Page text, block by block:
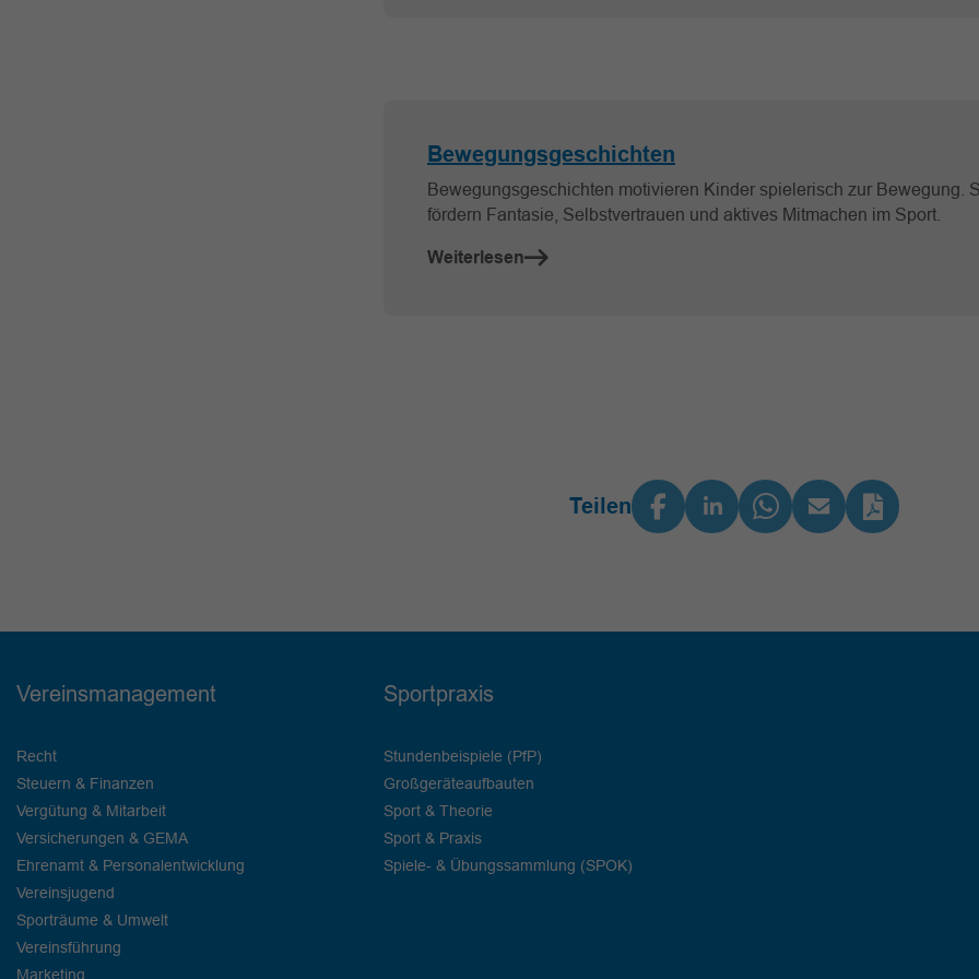
Bewegungsgeschichten
Bewegungsgeschichten motivieren Kinder spielerisch zur Bewegung.
fördern Fantasie, Selbstvertrauen und aktives Mitmachen im Sport.
Weiterlesen
Teilen
Vereinsmanagement
Recht
Steuern & Finanzen
Vergütung & Mitarbeit
Versicherungen & GEMA
Ehrenamt & Personalentwicklung
Vereinsjugend
Sporträume & Umwelt
Vereinsführung
Marketing
Sportpraxis
Stundenbeispiele (PfP)
Großgeräteaufbauten
Sport & Theorie
Sport & Praxis
Spiele- & Übungssammlung (SPOK)